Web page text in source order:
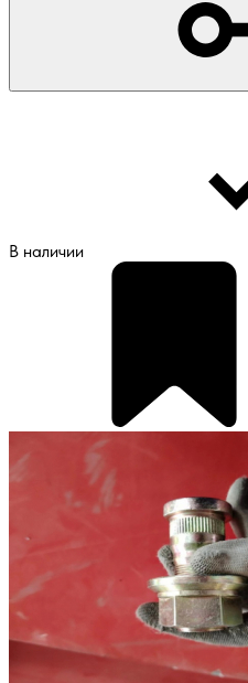
В наличии